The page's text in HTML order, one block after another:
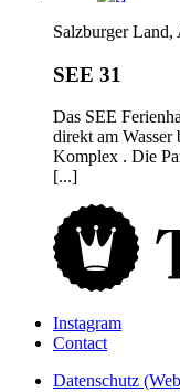
Salzburger Land,
SEE 31
Das SEE
direkt am Wasser
Komplex . Die
[...]
Instagram
Contact
Daten­schutz­